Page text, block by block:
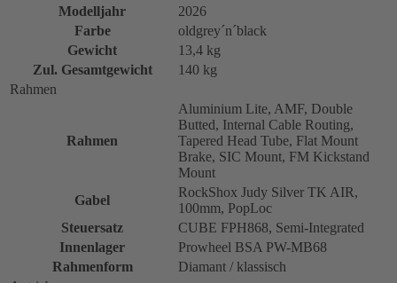
Modelljahr
2026
Farbe
oldgrey´n´black
Gewicht
13,4 kg
Zul. Gesamtgewicht
140 kg
Rahmen
Rahmen
Aluminium Lite, AMF, Double
Butted, Internal Cable Routing,
Tapered Head Tube, Flat Mount
Brake, SIC Mount, FM Kickstand
Mount
Gabel
RockShox Judy Silver TK AIR,
100mm, PopLoc
Steuersatz
CUBE FPH868, Semi-Integrated
Innenlager
Prowheel BSA PW-MB68
Rahmenform
Diamant / klassisch